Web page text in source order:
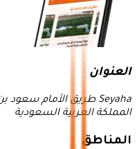
العنوان
المملكة العربية السعودية
المناطق